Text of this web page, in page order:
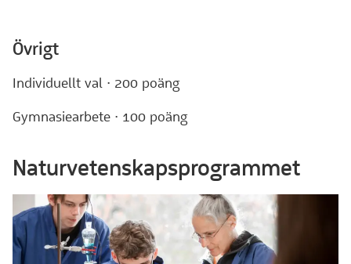
Övrigt
Individuellt val · 200 poäng
Gymnasiearbete · 100 poäng
Naturvetenskapsprogrammet